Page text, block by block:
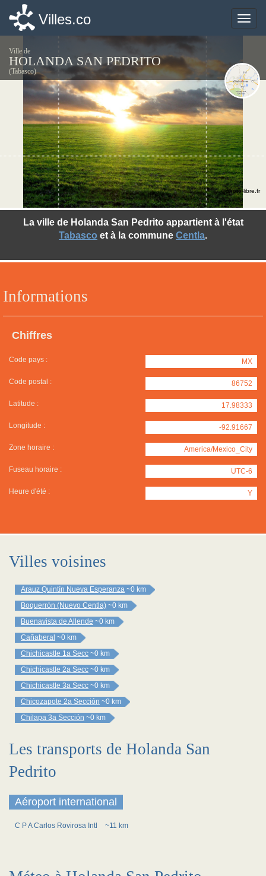
Toggle
Villes.co
Ville de
HOLANDA SAN PEDRITO
(Tabasco)
Informations
Chiffres
Code pays : MX
Code postal : 86752
Latitude : 17.98333
Longitude : -92.91667
Zone horaire : America/Mexico_City
Fuseau horaire : UTC-6
Heure d'été : Y
La ville de Holanda San Pedrito appartient à l'état
Tabasco et à la commune Centla.
©photo-libre.fr
Villes voisines
Arauz Quintín Nueva Esperanza ~0 km
Boquerrón (Nuevo Centla) ~0 km
Buenavista de Allende ~0 km
Cañaberal ~0 km
Chichicastle 1a Secc ~0 km
Chichicastle 2a Secc ~0 km
Chichicastle 3a Secc ~0 km
Chicozapote 2a Sección ~0 km
Chilapa 3a Sección ~0 km
Les transports de Holanda San
Pedrito
Aéroport international
C P A Carlos Rovirosa Intl ~11 km
Toggle
Villes.co